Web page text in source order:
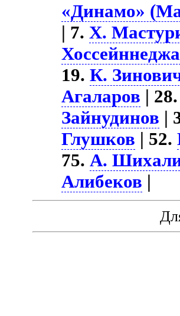
«Динамо»
| 7.Х.
19.К.
Агаларов | 28.
Зайнудинов |
Глушков | 52.
75.А.
Алибеков |